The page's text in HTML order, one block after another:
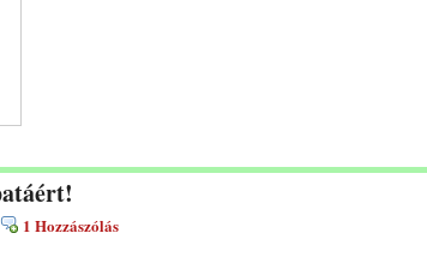
1 Hozzászólás